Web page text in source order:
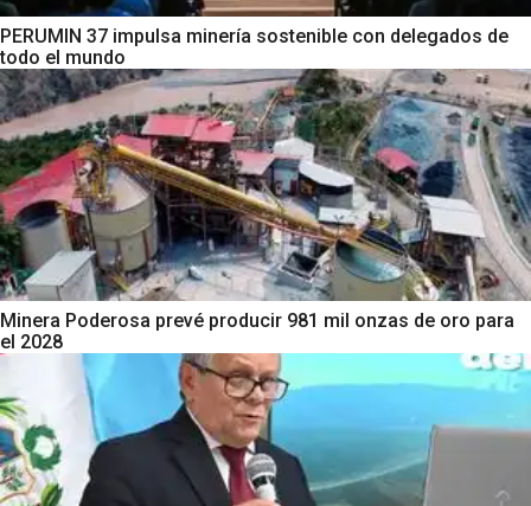
PERUMIN 37 impulsa minería sostenible con delegados de
todo el mundo
Minera Poderosa prevé producir 981 mil onzas de oro para
el 2028